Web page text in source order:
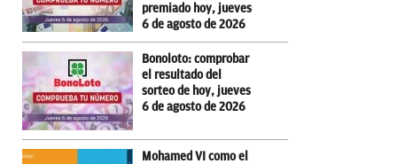
premiado hoy, jueves
6 de agosto de 2026
Bonoloto: comprobar
el resultado del
sorteo de hoy, jueves
6 de agosto de 2026
Mohamed VI como el